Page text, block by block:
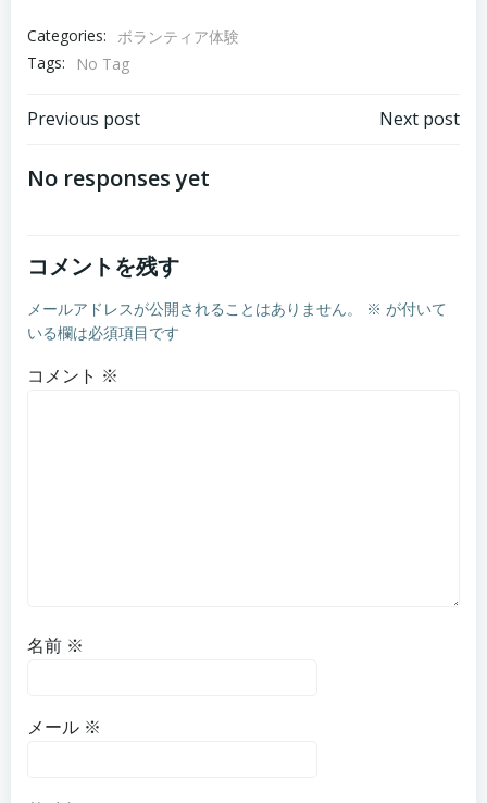
Categories:
ボランティア体験
Tags:
No Tag
Post
navigation
Previous post Next post
No responses yet
コメントを残す
メールアドレスが公開されることはありません。 ※ が付いて
いる欄は必須項目です
コメント ※
名前 ※
メール ※